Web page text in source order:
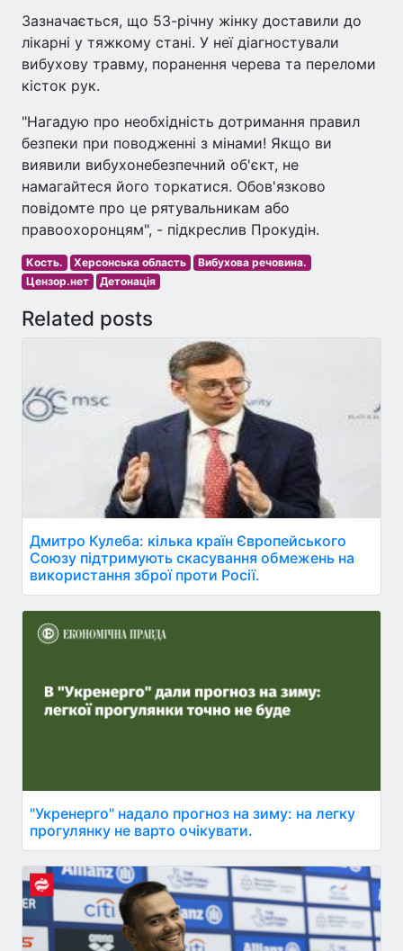
Зазначається, що 53-річну жінку доставили до
лікарні у тяжкому стані. У неї діагностували
вибухову травму, поранення черева та переломи
кісток рук.
"Нагадую про необхідність дотримання правил
безпеки при поводженні з мінами! Якщо ви
виявили вибухонебезпечний об'єкт, не
намагайтеся його торкатися. Обов'язково
повідомте про це рятувальникам або
правоохоронцям", - підкреслив Прокудін.
Кость. Херсонська область
Вибухова речовина.
Цензор.нет
Детонація
Related posts
Дмитро Кулеба: кілька країн Європейського
Союзу підтримують скасування обмежень на
використання зброї проти Росії.
"Укренерго" надало прогноз на зиму: на легку
прогулянку не варто очікувати.